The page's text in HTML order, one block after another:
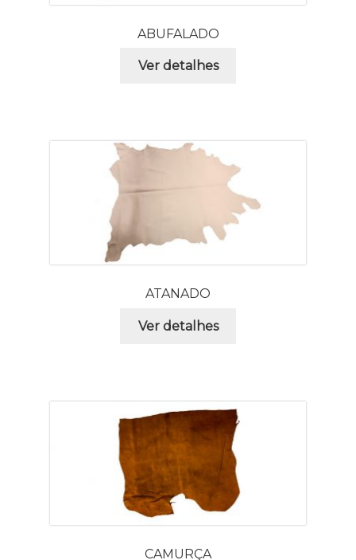
ABUFALADO
Ver detalhes
ATANADO
Ver detalhes
CAMURÇA